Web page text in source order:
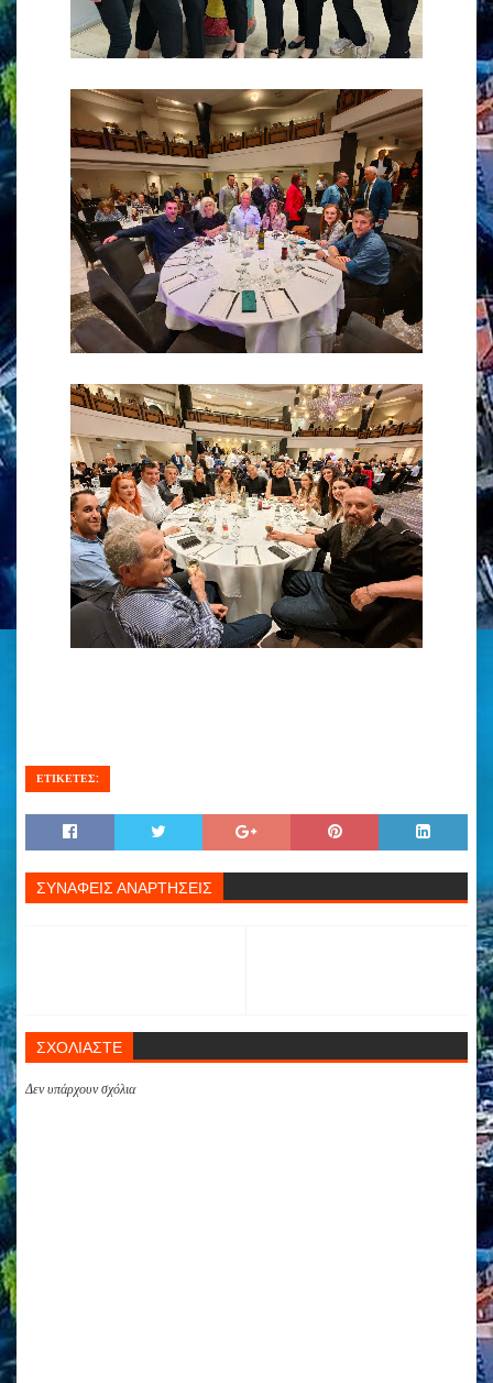
ΕΤΙΚΕΤΕΣ:
ΣΥΝΑΦΕΙΣ ΑΝΑΡΤΗΣΕΙΣ
ΣΧΟΛΙΑΣΤΕ
Δεν υπάρχουν σχόλια